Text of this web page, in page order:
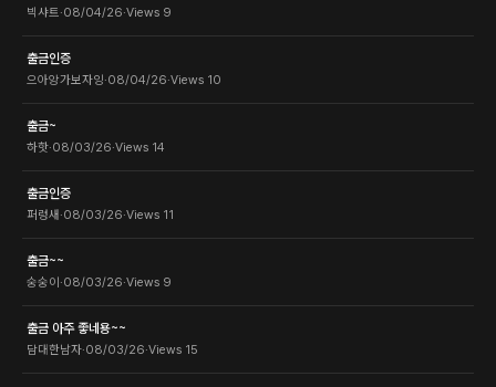
빅샤트·08/04/26·Views 9
출금인증
으아앙가보자잉·08/04/26·Views 10
출금~
하핫·08/03/26·Views 14
출금인증
퍼렁새 ·08/03/26·Views 11
출금~~
숭숭이·08/03/26·Views 9
출금 아주 좋네용~~
담대한남자·08/03/26·Views 15